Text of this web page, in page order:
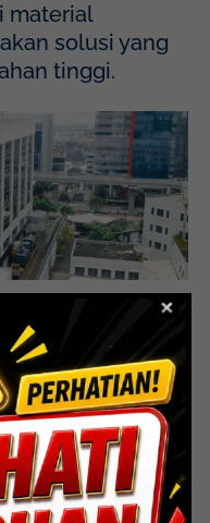
material
solusi yang
tinggi.
Kuningan, Jakarta
Jakarta